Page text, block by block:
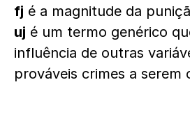
fj é a magnitude da
uj é um termo genérico
influência de outras
prováveis crimes a serem